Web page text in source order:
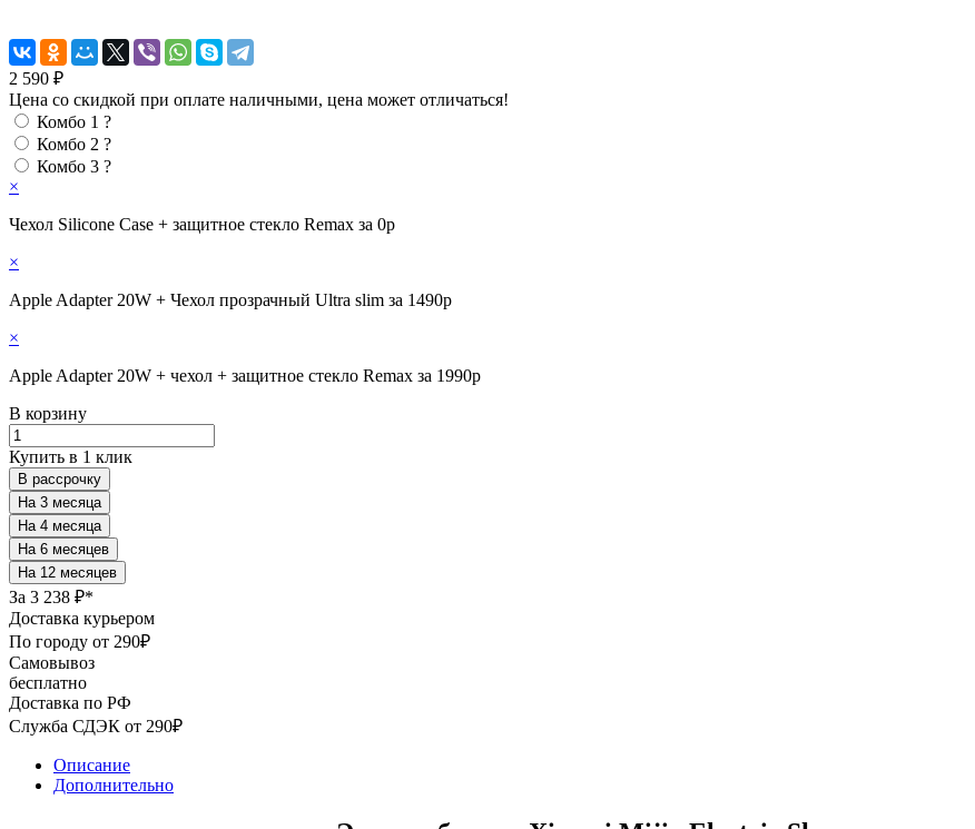
2 590 ₽
Цена со скидкой при оплате наличными, цена может отличаться!
Комбо 1 ?
Комбо 2 ?
Комбо 3 ?
×
Чехол Silicone Case + защитное стекло Remax за 0р
×
Apple Adapter 20W + Чехол прозрачный Ultra slim за 1490р
×
Apple Adapter 20W + чехол + защитное стекло Remax за 1990р
В корзину
Купить в 1 клик
В рассрочку
За 3 238 ₽*
Доставка курьером
По городу от 290₽
Самовывоз
бесплатно
Доставка по РФ
Служба СДЭК от 290₽
Описание
Дополнительно